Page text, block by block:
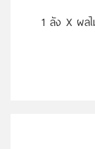
1 ลัง X ผล